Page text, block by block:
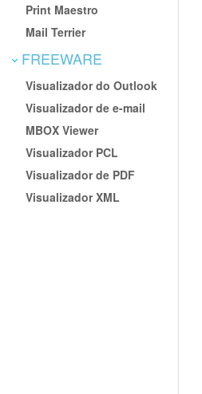
Print Maestro
Mail Terrier
FREEWARE
Visualizador do Outlook
Visualizador de e-mail
MBOX Viewer
Visualizador PCL
Visualizador de PDF
Visualizador XML